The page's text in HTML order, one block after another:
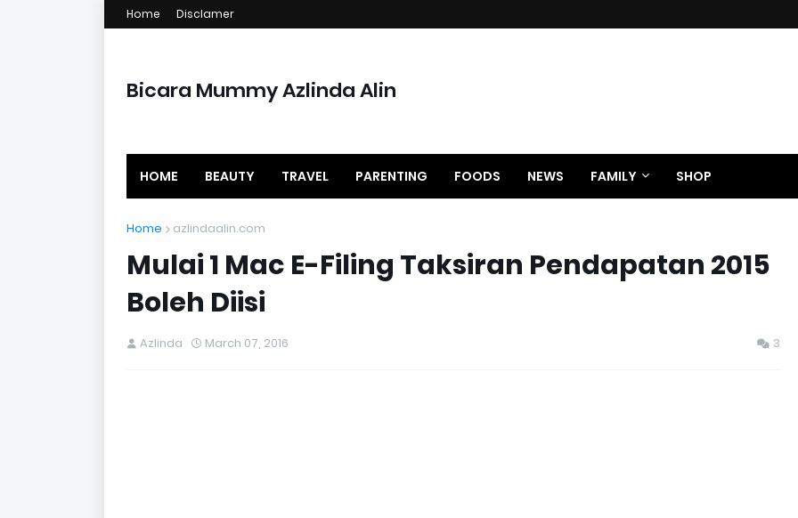
Home Disclamer
Bicara Mummy Azlinda Alin
HOME BEAUTY TRAVEL PARENTING FOODS NEWS FAMILY SHOP
Home azlindaalin.com
Mulai 1 Mac E-Filing Taksiran Pendapatan 2015
Boleh Diisi
Azlinda March 07, 2016 3